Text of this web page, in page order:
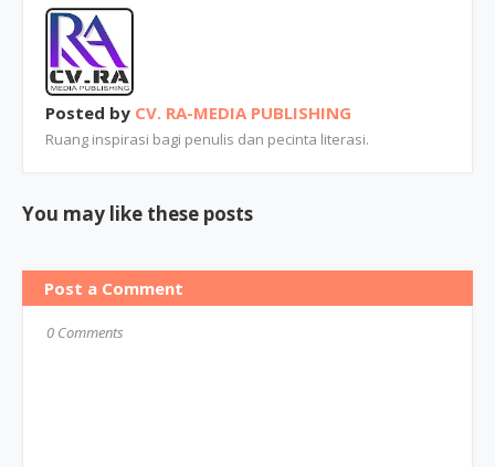
Posted by CV. RA-MEDIA PUBLISHING
Ruang inspirasi bagi penulis dan pecinta literasi.
You may like these posts
Post a Comment
0 Comments